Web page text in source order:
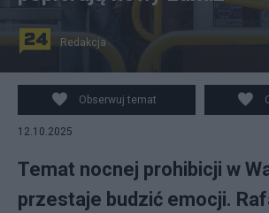
na zdjęciu: Całodobowy sklep
ilustracyjne. fot. PAP/Tytus Żmijewski
Redakcja
Obserwuj temat
12.10.2025
Temat nocnej prohibicji w
przestaje budzić emocji.